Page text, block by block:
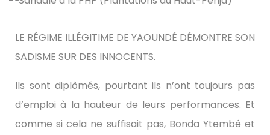
LE RÉGIME ILLÉGITIME DE YAOUNDÉ DÉMONTRE SON
SADISME SUR DES INNOCENTS.
Ils sont diplômés, pourtant ils n’ont toujours pas
d’emploi à la hauteur de leurs performances. Et
comme si cela ne suffisait pas, Bonda Ytembé et